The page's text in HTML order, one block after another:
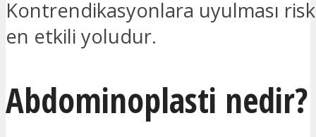
Kontrendikasyonlara uyulması
en etkili yoludur.
Abdominoplasti nedir?